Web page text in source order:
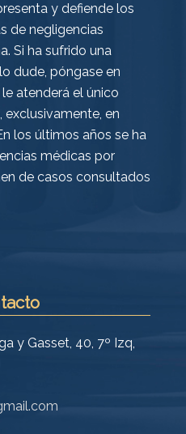
y defiende los
de negligencias
Si ha sufrido una
dude, póngase en
atenderá el único
en
los últimos años se ha
médicas por
de casos consultados
y Gasset, 40, 7º Izq,